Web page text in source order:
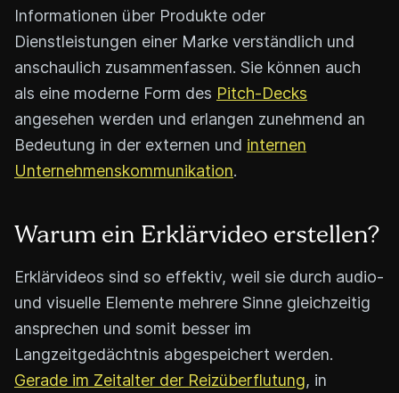
Informationen über Produkte oder
Dienstleistungen einer Marke verständlich und
anschaulich zusammenfassen. Sie können auch
als eine moderne Form des Pitch-Decks
angesehen werden und erlangen zunehmend an
Bedeutung in der externen und internen
Unternehmenskommunikation.
Warum ein Erklärvideo erstellen?
Erklärvideos sind so effektiv, weil sie durch audio-
und visuelle Elemente mehrere Sinne gleichzeitig
ansprechen und somit besser im
Langzeitgedächtnis abgespeichert werden.
Gerade im Zeitalter der Reizüberflutung, in